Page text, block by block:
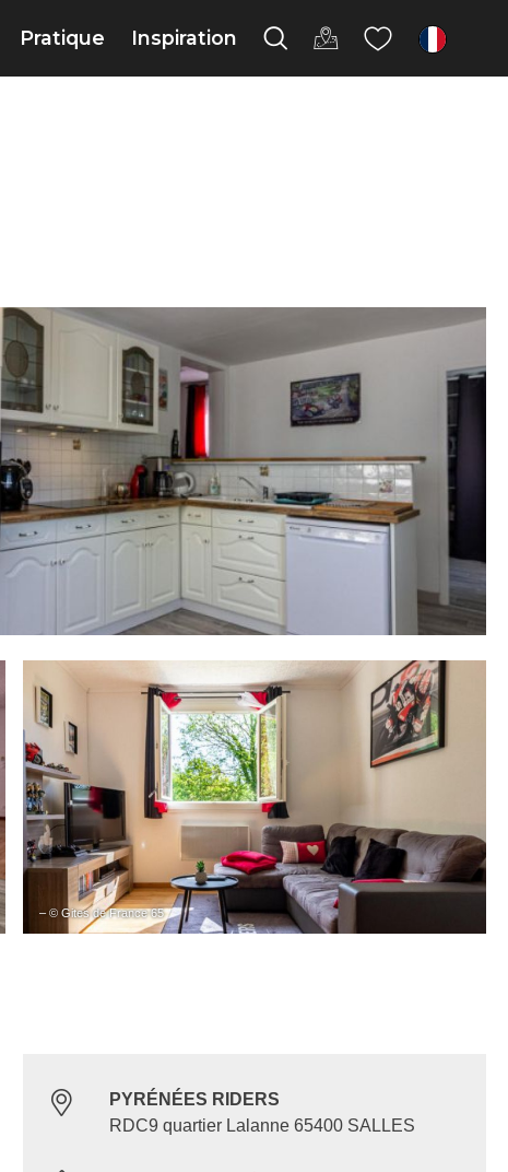
Pratique Inspiration fr
– © Gites de France 65
PYRÉNÉES RIDERS
RDC9 quartier Lalanne 65400 SALLES